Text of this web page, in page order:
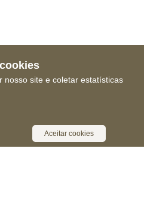
nosso site e coletar estatísticas
Aceitar cookies